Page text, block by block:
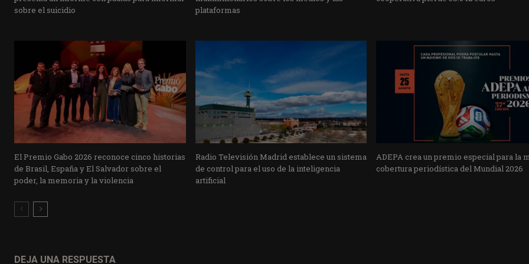
sobre el suicidio
plataformas
El Premio Gabo 2026 reconoce cinco historias
de Brasil, España y El Salvador sobre el
poder, la memoria y la violencia
Radio Televisión Madrid establece un sistema
de control para el uso de la inteligencia
artificial
ADEPA crea un premio especial para la
cobertura periodística del Mundial 2026
DEJA UNA RESPUESTA